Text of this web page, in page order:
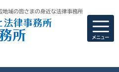
弁護士法人東京